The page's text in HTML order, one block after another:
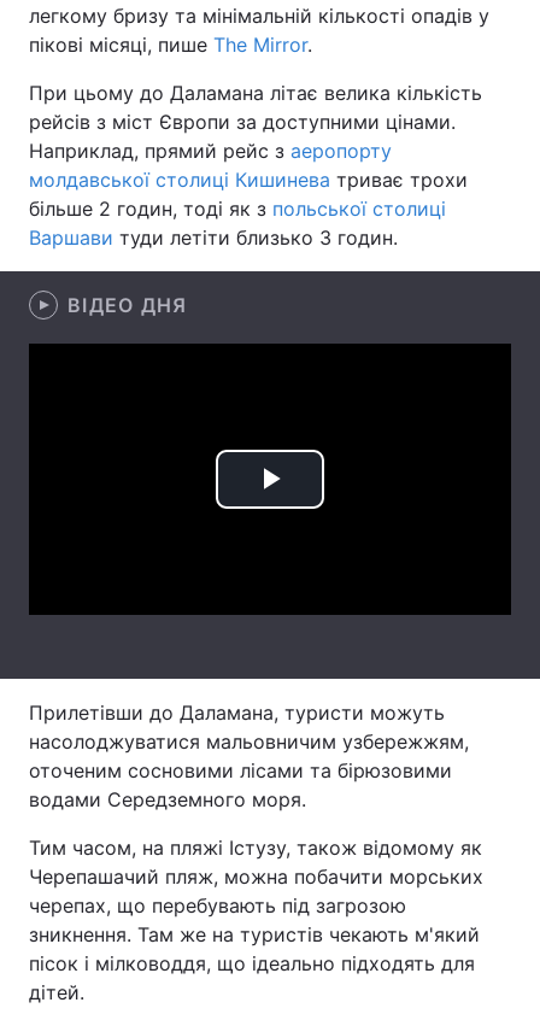
Здоров'я Туризм
Екологія Регіони
Лонгріди
Інтерв'ю
Тема оформлення
легкому бризу та мінімальній кількості опадів у
пікові місяці, пише The Mirror.
При цьому до Даламана літає велика кількість
рейсів з міст Європи за доступними цінами.
Наприклад, прямий рейс з аеропорту
молдавської столиці Кишинева триває трохи
більше 2 годин, тоді як з польської столиці
Варшави туди летіти близько 3 годин.
ВІДЕО ДНЯ
Play
Прилетівши до Даламана, туристи можуть
насолоджуватися мальовничим узбережжям,
оточеним сосновими лісами та бірюзовими
водами Середземного моря.
Тим часом, на пляжі Істузу, також відомому як
Черепашачий пляж, можна побачити морських
черепах, що перебувають під загрозою
зникнення. Там же на туристів чекають м'який
пісок і мілководдя, що ідеально підходять для
дітей.